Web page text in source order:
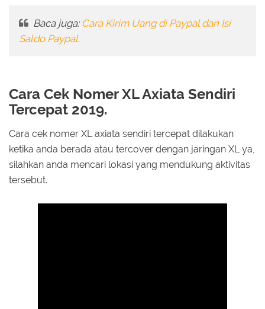
Baca juga: Cara Kirim Uang di Paypal dan Isi
Saldo Paypal.
Cara Cek Nomer XL Axiata Sendiri
Tercepat 2019.
Cara cek nomer XL axiata sendiri tercepat dilakukan
ketika anda berada atau tercover dengan jaringan XL ya,
silahkan anda mencari lokasi yang mendukung aktivitas
tersebut.